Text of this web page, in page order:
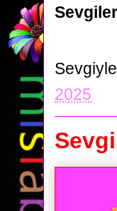
Sevgiler
2025